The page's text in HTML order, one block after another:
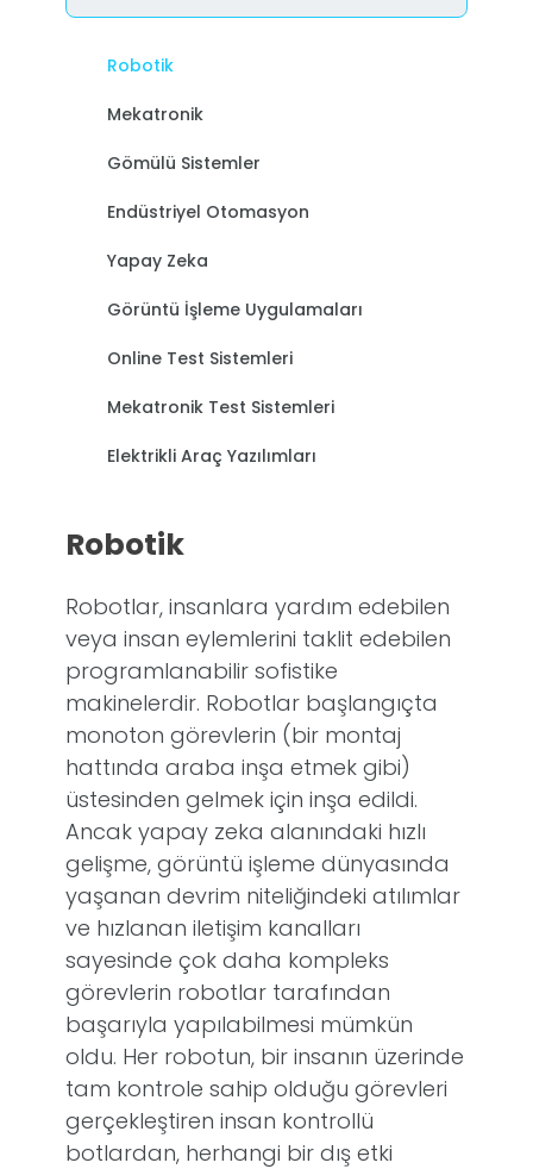
Robotik
Mekatronik
Gömülü Sistemler
Endüstriyel Otomasyon
Yapay Zeka
Görüntü İşleme Uygulamaları
Online Test Sistemleri
Mekatronik Test Sistemleri
Elektrikli Araç Yazılımları
Robotik
Robotlar, insanlara yardım edebilen
veya insan eylemlerini taklit edebilen
programlanabilir sofistike
makinelerdir. Robotlar başlangıçta
monoton görevlerin (bir montaj
hattında araba inşa etmek gibi)
üstesinden gelmek için inşa edildi.
Ancak yapay zeka alanındaki hızlı
gelişme, görüntü işleme dünyasında
yaşanan devrim niteliğindeki atılımlar
ve hızlanan iletişim kanalları
sayesinde çok daha kompleks
görevlerin robotlar tarafından
başarıyla yapılabilmesi mümkün
oldu. Her robotun, bir insanın üzerinde
tam kontrole sahip olduğu görevleri
gerçekleştiren insan kontrollü
botlardan, herhangi bir dış etki